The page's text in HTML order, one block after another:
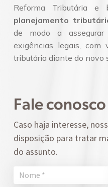
Reforma Tributária e
planejamento
de modo a
exigências legais,
tributária diante do novo
Fale conosco
Caso haja interesse,
disposição para tratar
do assunto.